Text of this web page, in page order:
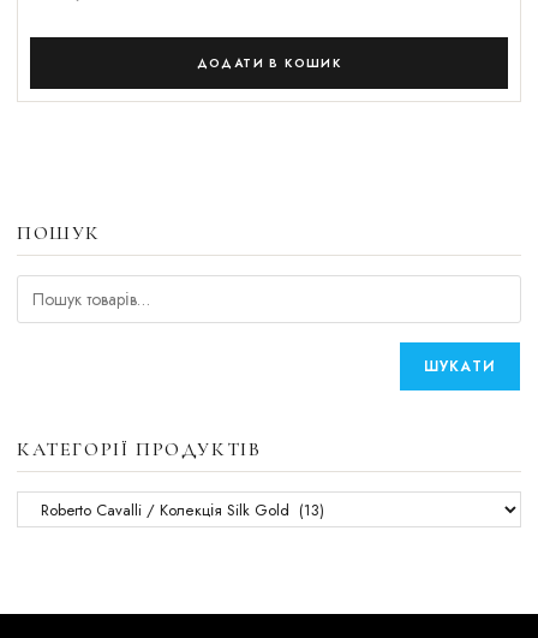
ДОДАТИ В КОШИК
ПОШУК
ШУКАТИ
КАТЕГОРІЇ ПРОДУКТІВ